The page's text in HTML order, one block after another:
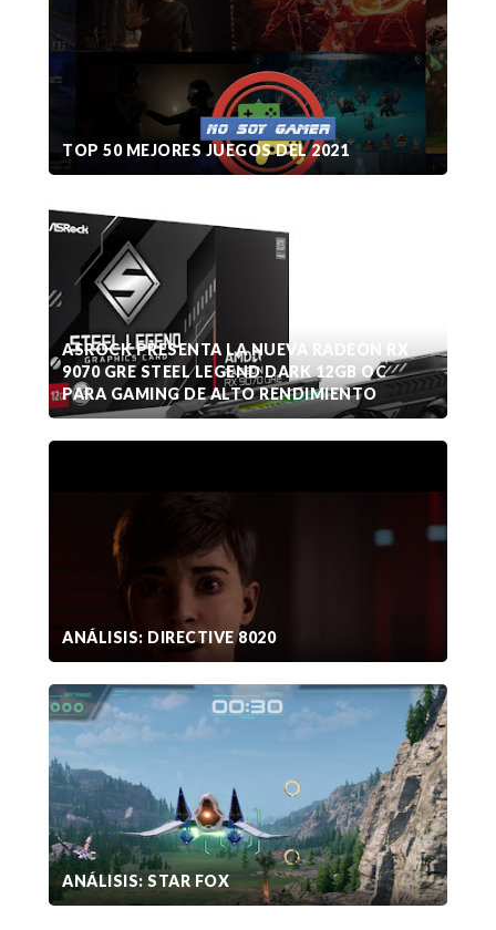
TOP 50 MEJORES JUEGOS DEL 2021
ASROCK PRESENTA LA NUEVA RADEON RX
9070 GRE STEEL LEGEND DARK 12GB OC
PARA GAMING DE ALTO RENDIMIENTO
ANÁLISIS: DIRECTIVE 8020
ANÁLISIS: STAR FOX